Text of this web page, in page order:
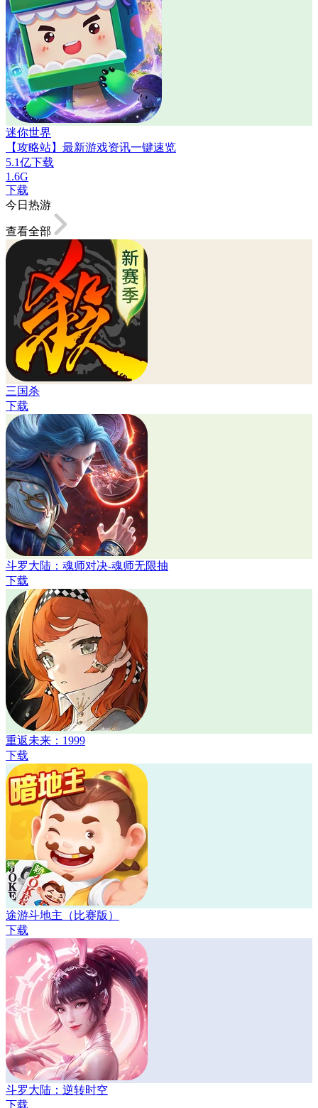
迷你世界
【攻略站】最新游戏资讯一键速览
5.1亿下载
1.6G
下载
今日热游
查看全部
三国杀
下载
斗罗大陆：魂师对决-魂师无限抽
下载
重返未来：1999
下载
途游斗地主（比赛版）
下载
斗罗大陆：逆转时空
下载